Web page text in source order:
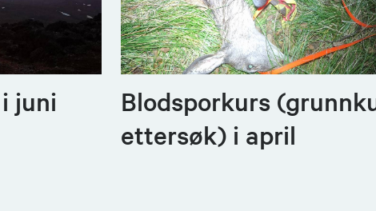
juni
Blodsporkurs
ettersøk) i april